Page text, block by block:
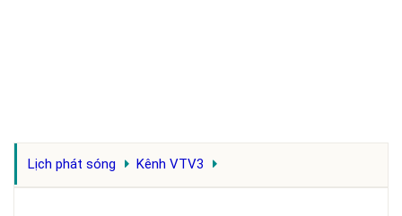
Lịch phát sóng Kênh VTV3